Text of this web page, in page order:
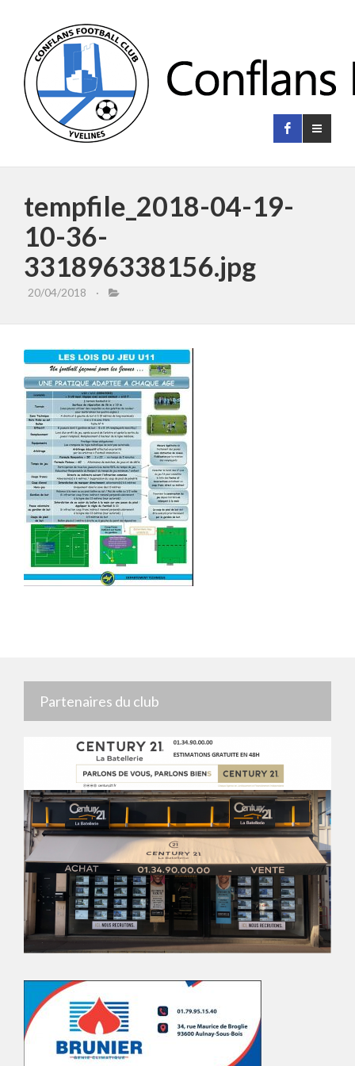
tempfile_2018-04-19-
10-36-
331896338156.jpg
20/04/2018 ·
Partenaires du club